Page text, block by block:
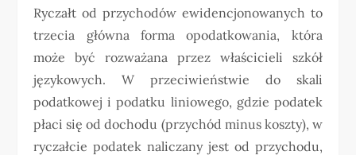
Ryczałt od przychodów ewidencjonowanych to
trzecia główna forma opodatkowania, która
może być rozważana przez właścicieli szkół
językowych. W przeciwieństwie do skali
podatkowej i podatku liniowego, gdzie podatek
płaci się od dochodu (przychód minus koszty), w
ryczałcie podatek naliczany jest od przychodu,